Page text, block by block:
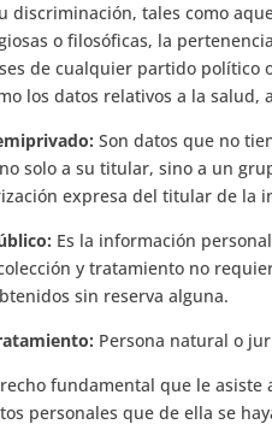
discriminación, tales como
o filosóficas, la
de cualquier partido político
los datos relativos a la salud,
Son datos que no
solo a su titular, sino a un
expresa del titular de la
Es la información
y tratamiento no
sin reserva alguna.
Persona natural o
fundamental que le
personales que de ella se